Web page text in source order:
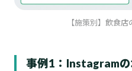
【施策別】飲食
事例1：Instagram